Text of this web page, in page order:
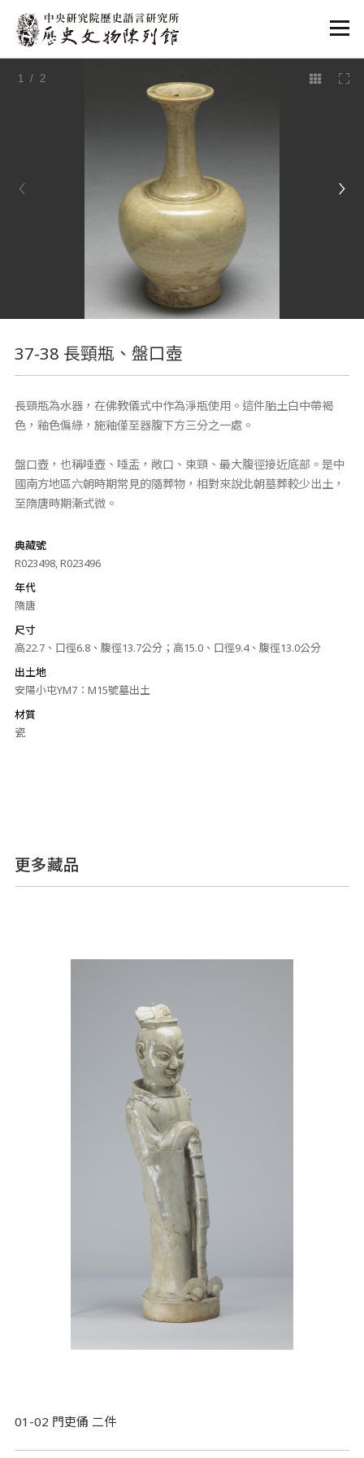
:::
1 / 2
37-38 長頸瓶、盤口壺
長頸瓶為水器，在佛教儀式中作為淨瓶使用。這件胎土白中帶褐
色，釉色偏綠，施釉僅至器腹下方三分之一處。
盤口壺，也稱唾壺、唾盂，敞口、束頸、最大腹徑接近底部。是中
國南方地區六朝時期常見的隨葬物，相對來說北朝墓葬較少出土，
至隋唐時期漸式微。
典藏號
R023498, R023496
年代
隋唐
尺寸
高22.7、口徑6.8、腹徑13.7公分；高15.0、口徑9.4、腹徑13.0公分
出土地
安陽小屯YM7：M15號墓出土
材質
瓷
更多藏品
01-02 門吏俑 二件